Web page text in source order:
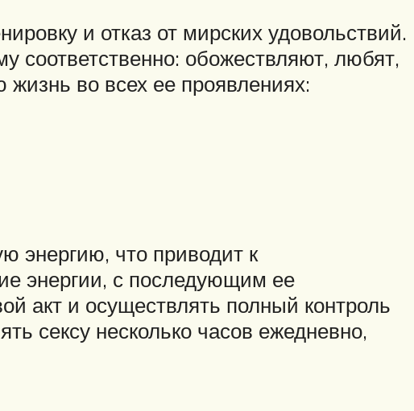
и отказ от мирских удовольствий.
соответственно: обожествляют, любят,
во всех ее проявлениях:
энергию, что приводит к
энергии, с последующим ее
акт и осуществлять полный контроль
сексу несколько часов ежедневно,